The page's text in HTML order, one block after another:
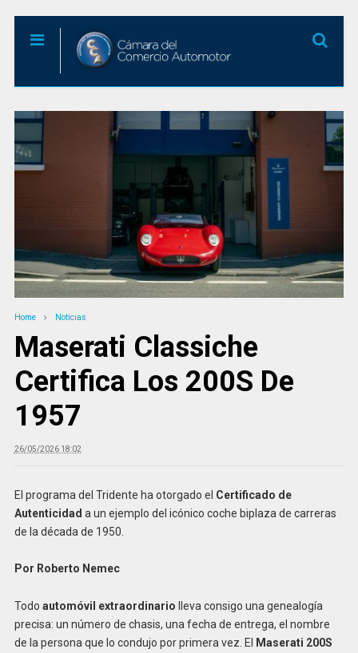
Home Noticias
Maserati Classiche
Certifica Los 200S De
1957
26/05/2026 18:02
El programa del Tridente ha otorgado el Certificado de
Autenticidad a un ejemplo del icónico coche biplaza de carreras
de la década de 1950.
Por Roberto Nemec
Todo automóvil extraordinario lleva consigo una genealogía
precisa: un número de chasis, una fecha de entrega, el nombre
de la persona que lo condujo por primera vez. El
Maserati 200S